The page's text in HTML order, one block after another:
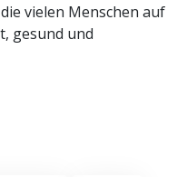
vielen Menschen auf
gesund und